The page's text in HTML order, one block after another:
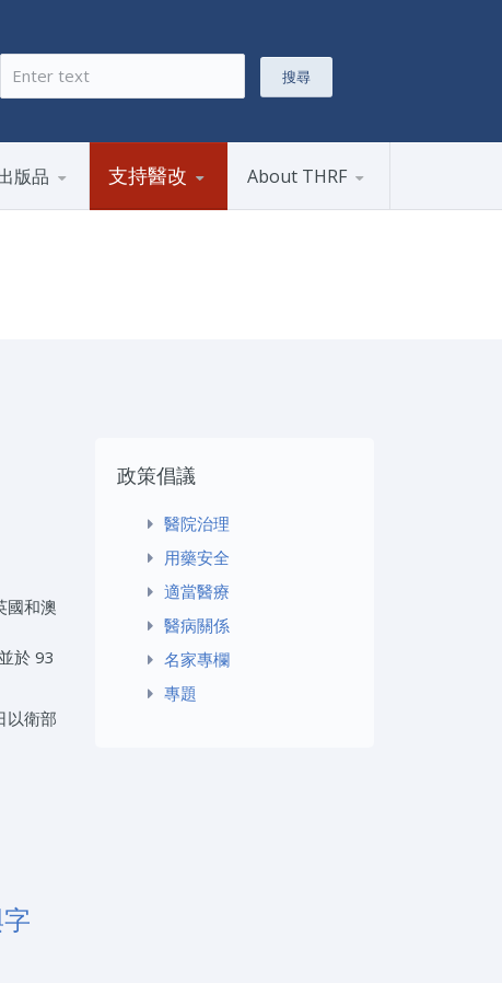
搜尋表單
搜尋
版品 支持醫改 About THRF
國和澳
於 93
以衛部
政策倡議
醫院治理
用藥安全
適當醫療
醫病關係
名家專欄
專題